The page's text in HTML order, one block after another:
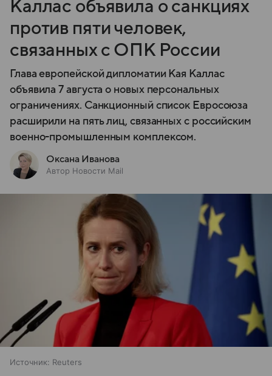
Каллас объявила о санкциях
против пяти человек,
связанных с ОПК России
Глава европейской дипломатии Кая Каллас
объявила 7 августа о новых персональных
ограничениях. Санкционный список Евросоюза
расширили на пять лиц, связанных с российским
военно-промышленным комплексом.
Оксана Иванова
Автор Новости Mail
Источник: Reuters